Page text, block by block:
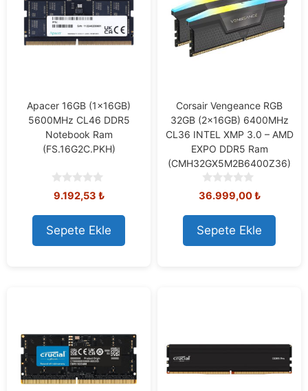
Apacer 16GB (1x16GB)
5600MHz CL46 DDR5
Notebook Ram
(FS.16G2C.PKH)
0
o
u
t
o
f
9.192,53 ₺
Sepete Ekle
Corsair Vengeance RGB
32GB (2x16GB) 6400MHz
CL36 INTEL XMP 3.0 – AMD
EXPO DDR5 Ram
(CMH32GX5M2B6400Z36)
0
o
u
t
o
f
36.999,00₺
Sepete Ekle